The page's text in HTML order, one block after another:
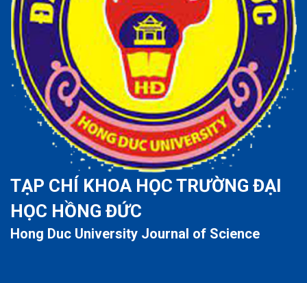
TẠP CHÍ KHOA HỌC TRƯỜNG ĐẠI
HỌC HỒNG ĐỨC
Hong Duc University Journal of Science